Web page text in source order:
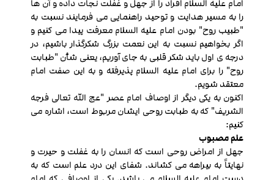
امام علیه السلام افراد را از جهل و غفلت نجات داده و آن ها
را به مسیر هدایت و توحید راهنمایی می فرمایند نسبت به
"طبیب روح" بودن امام علیه السلام معرفت پیدا می کنیم و
اگر بخواهیم نسبت به این نعمت بزرگ شکرگذار باشیم، در
درجه ی اول باید شکر قلبی به جای آوریم، یعنی شأن "طبابت
روح" را برای امام علیه السلام پذیرفته و به این صفت امام
معتقد شویم.
اکنون به یکی دیگر از اوصاف امام عصر "عج الله تعالی فرجه
الشریف" که به طبابت روحی ایشان مربوط است، اشاره می
کنیم:
علم مصبوب
جهل از امراض روحی است که انسان را به غفلت و حیرت و
نهایتاً به بیراهه می کشاند. شفای این درد علم است که به